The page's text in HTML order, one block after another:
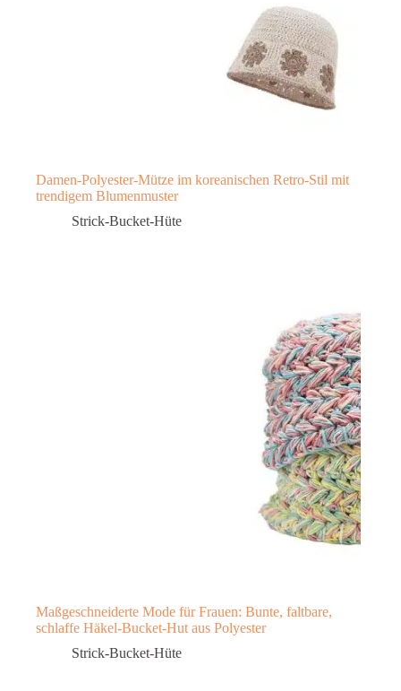
Damen-Polyester-Mütze im koreanischen Retro-Stil mit
trendigem Blumenmuster
Strick-Bucket-Hüte
Maßgeschneiderte Mode für Frauen: Bunte, faltbare,
schlaffe Häkel-Bucket-Hut aus Polyester
Strick-Bucket-Hüte